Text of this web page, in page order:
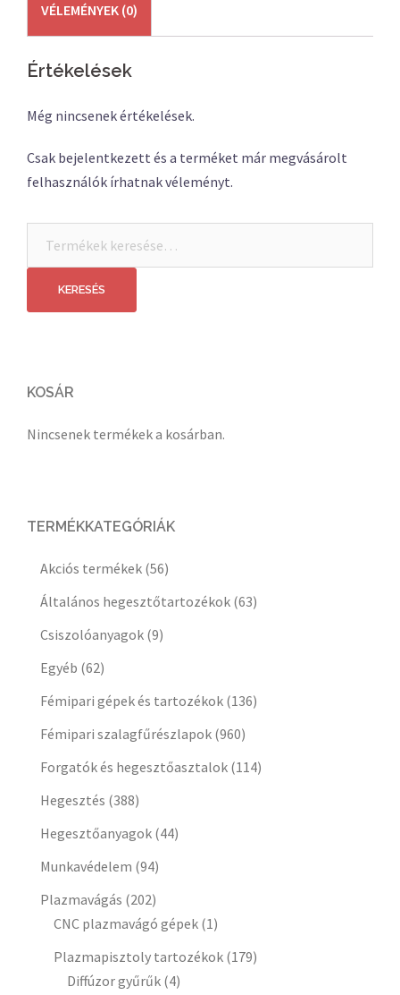
VÉLEMÉNYEK (0)
Értékelések
Még nincsenek értékelések.
Csak bejelentkezett és a terméket már megvásárolt
felhasználók írhatnak véleményt.
következőre:
KERESÉS
KOSÁR
Nincsenek termékek a kosárban.
TERMÉKKATEGÓRIÁK
Akciós termékek (56)
Általános hegesztőtartozékok (63)
Csiszolóanyagok (9)
Egyéb (62)
Fémipari gépek és tartozékok (136)
Fémipari szalagfűrészlapok (960)
Forgatók és hegesztőasztalok (114)
Hegesztés (388)
Hegesztőanyagok (44)
Munkavédelem (94)
Plazmavágás (202)
CNC plazmavágó gépek (1)
Plazmapisztoly tartozékok (179)
Diffúzor gyűrűk (4)